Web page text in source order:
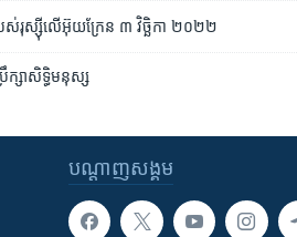
បស់​រុស្ស៊ី​លើ​អ៊ុយក្រែន ៣ វិច្ឆិកា ២០២២
ក្សា​សិទ្ធិ​មនុស្ស
បណ្តាញ​សង្គម